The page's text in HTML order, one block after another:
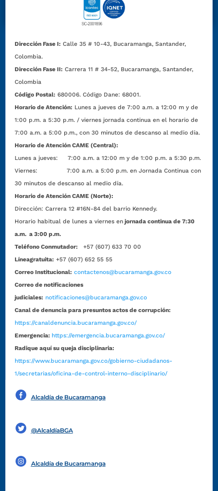
Dirección Fase I: Calle 35 # 10-43, Bucaramanga, Santander,
Colombia.
Dirección Fase II: Carrera 11 # 34-52, Bucaramanga, Santander,
Colombia
Código Postal: 680006. Código Dane: 68001.
Horario de Atención: Lunes a jueves de 7:00 a.m. a 12:00 m y de
1:00 p.m. a 5:30 p.m. / viernes jornada continua en el horario de
7:00 a.m. a 5:00 p.m., con 30 minutos de descanso al medio día.
Horario de Atención CAME (Central):
Lunes a jueves: 7:00 a.m. a 12:00 m y de 1:00 p.m. a 5:30 p.m.
Viernes: 7:00 a.m. a 5:00 p.m. en Jornada Continua con
30 minutos de descanso al medio día.
Horario de Atención CAME (Norte):
Dirección:Carrera 12 #16N-84 del barrio Kennedy.
Horario habitual de lunes a viernes en jornada continua de 7:30
a.m. a 3:00 p.m.
Teléfono Conmutador:
+57 (607) 633 70 00
Líneagratuita: +57 (607) 652 55 55
Correo Institucional: contactenos@bucaramanga.gov.co
Correo de notificaciones
judiciales: notificaciones@bucaramanga.gov.co
Canal de denuncia para presuntos actos de corrupción:
https://canaldenuncia.bucaramanga.gov.co/
Emergencia: https://emergencia.bucaramanga.gov.co/
Radique aquí su queja disciplinaria:
https://www.bucaramanga.gov.co/gobierno-ciudadanos-
1/secretarias/oficina-de-control-interno-disciplinario/
Alcaldía de Bucaramanga
@AlcaldíaBGA
Alcaldía de Bucaramanga